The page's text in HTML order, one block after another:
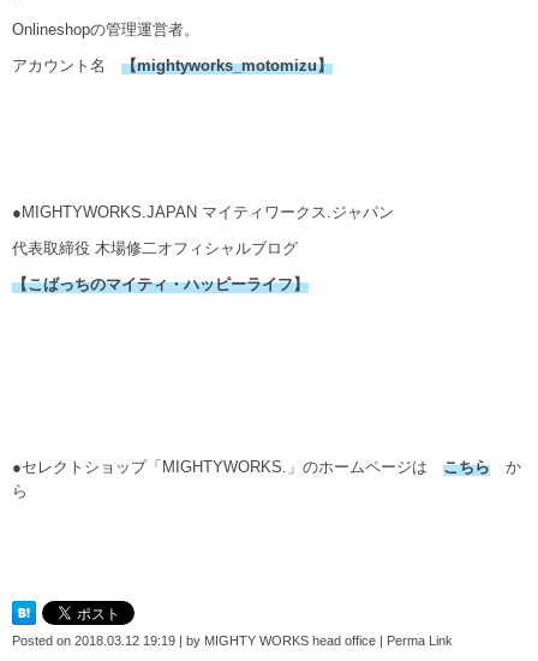
Onlineshopの管理運営者。
アカウント名 【mightyworks_motomizu】
●MIGHTYWORKS.JAPAN マイティワークス.ジャパン
代表取締役 木場修二オフィシャルブログ
【こばっちのマイティ・ハッピーライフ】
●セレクトショップ「MIGHTYWORKS.」のホームページは こちら か
ら
Posted on 2018.03.12 19:19 | by MIGHTY WORKS head office | Perma Link